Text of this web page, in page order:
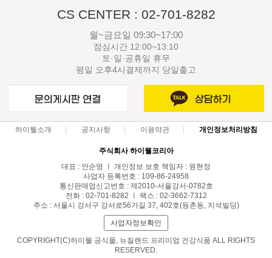
CS CENTER : 02-701-8282
월~금요일 09:30~17:00
점심시간 12:00~13:10
토·일·공휴일 휴무
평일 오후4시결제까지 당일출고
하이웰소개 공지사항 이용약관 개인정보처리방침
주식회사 하이웰코리아
대표 : 안순영 ㅣ 개인정보 보호 책임자 : 원현정
사업자 등록번호 : 109-86-24958
통신판매업신고번호 : 제2010-서울강서-0782호
전화 : 02-701-8282 ㅣ 팩스 : 02-3662-7312
주소 : 서울시 강서구 강서로56가길 37, 402호(등촌동, 지석빌딩)
사업자정보확인
COPYRIGHT(C)하이웰 공식몰, 뉴질랜드 프리미엄 건강식품 ALL RIGHTS
RESERVED.